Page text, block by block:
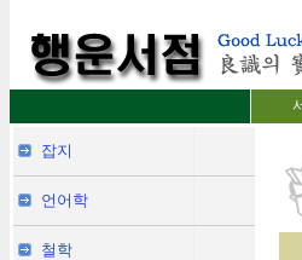
잡지
언어학
철학